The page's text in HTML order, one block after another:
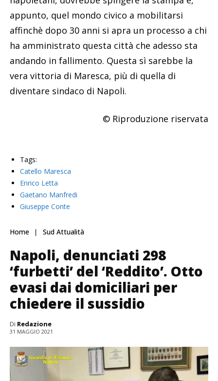
appunto, quel mondo civico a mobilitarsi
affinchè dopo 30 anni si apra un processo a chi
ha amministrato questa città che adesso sta
andando in fallimento. Questa sì sarebbe la
vera vittoria di Maresca, più di quella di
diventare sindaco di Napoli.
© Riproduzione riservata
Tags:
Catello Maresca
Enrico Letta
Gaetano Manfredi
Giuseppe Conte
Home Sud Attualità
Napoli, denunciati 298
‘furbetti’ del ‘Reddito’. Otto
evasi dai domiciliari per
chiedere il sussidio
Di Redazione
31 MAGGIO 2021